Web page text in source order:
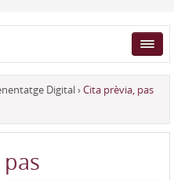
Digital›Cita prèvia, pas